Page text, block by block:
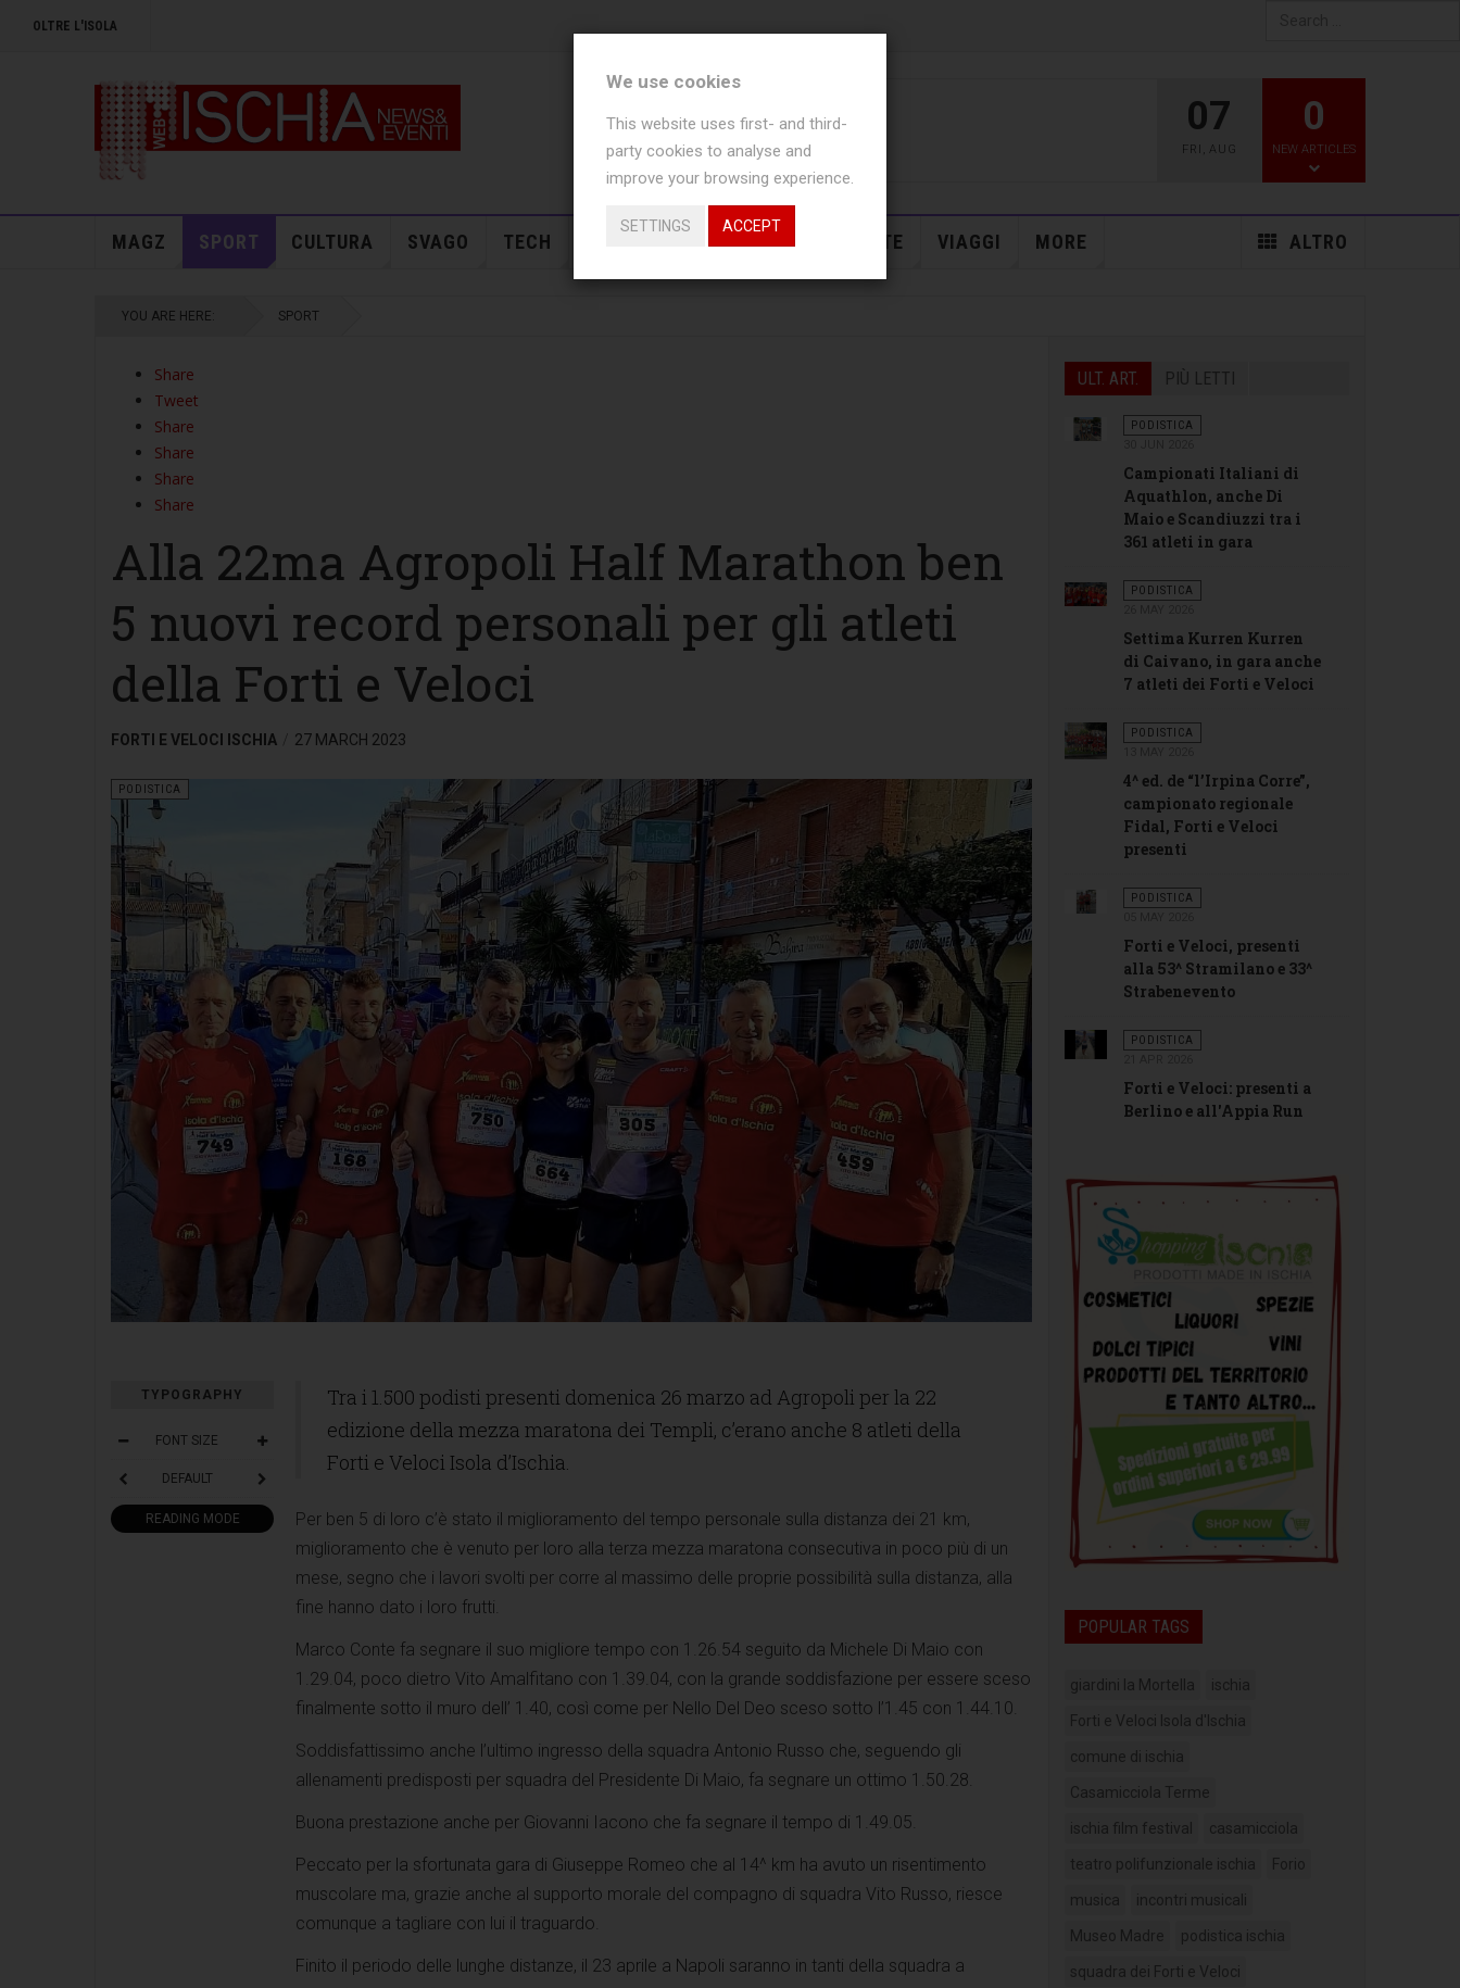
OLTRE L'ISOLA
for results.
07
FRI , AUG
0
NEW ARTICLES
MAGZ SPORT CULTURA SVAGO TECH ALTRO
EVENTI SALUTE VIAGGI MORE
YOU ARE HERE: SPORT
Share
Tweet
Share
Share
Share
Share
Alla 22ma Agropoli Half Marathon ben
5 nuovi record personali per gli atleti
della Forti e Veloci
FORTI E VELOCI ISCHIA 27 MARCH 2023
PODISTICA
TYPOGRAPHY
FONT SIZE
DEFAULT
READING MODE
Tra i 1.500 podisti presenti domenica 26 marzo ad Agropoli per la 22
edizione della mezza maratona dei Templi, c’erano anche 8 atleti della
Forti e Veloci Isola d’Ischia.
Per ben 5 di loro c’è stato il miglioramento del tempo personale sulla distanza dei 21 km,
miglioramento che è venuto per loro alla terza mezza maratona consecutiva in poco più di un
mese, segno che i lavori svolti per corre al massimo delle proprie possibilità sulla distanza, alla
fine hanno dato i loro frutti.
Marco Conte fa segnare il suo migliore tempo con 1.26.54 seguito da Michele Di Maio con
1.29.04, poco dietro Vito Amalfitano con 1.39.04, con la grande soddisfazione per essere sceso
finalmente sotto il muro dell’ 1.40, così come per Nello Del Deo sceso sotto l’1.45 con 1.44.10.
Soddisfattissimo anche l’ultimo ingresso della squadra Antonio Russo che, seguendo gli
allenamenti predisposti per squadra del Presidente Di Maio, fa segnare un ottimo 1.50.28.
Buona prestazione anche per Giovanni Iacono che fa segnare il tempo di 1.49.05.
Peccato per la sfortunata gara di Giuseppe Romeo che al 14^ km ha avuto un risentimento
muscolare ma, grazie anche al supporto morale del compagno di squadra Vito Russo, riesce
comunque a tagliare con lui il traguardo.
Finito il periodo delle lunghe distanze, il 23 aprile a Napoli saranno in tanti della squadra a
ULT. ART. PIÙ LETTI
PODISTICA
Campionati Italiani di
Aquathlon, anche Di
Maio e Scandiuzzi tra i
361 atleti in gara
PODISTICA
Settima Kurren Kurren
di Caivano, in gara anche
7 atleti dei Forti e Veloci
PODISTICA
4^ ed. de “l’Irpina Corre”,
campionato regionale
Fidal, Forti e Veloci
presenti
PODISTICA
Forti e Veloci, presenti
alla 53^ Stramilano e 33^
Strabenevento
PODISTICA
Forti e Veloci: presenti a
Berlino e all'Appia Run
POPULAR TAGS
giardini la Mortella ischia
Forti e Veloci Isola d'Ischia
comune di ischia
Casamicciola Terme
ischia film festival casamicciola
teatro polifunzionale ischia Forio
musica incontri musicali
Museo Madre podistica ischia
squadra dei Forti e Veloci
We use cookies
This website uses first- and third-
party cookies to analyse and
improve your browsing experience.
SETTINGS ACCEPT